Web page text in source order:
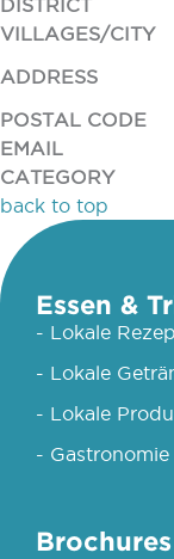
VILLAGES/CITY
ADDRESS
POSTAL CODE
EMAIL
CATEGORY
back to top
Essen &
- Lokale
- Lokale
- Lokale
-